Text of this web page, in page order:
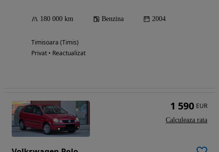
180 000 km Benzina 2004
Timisoara (Timis)
Privat • Reactualizat
1 590 EUR
Calculeaza rata